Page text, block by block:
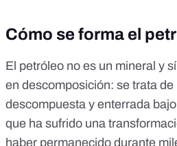
Cómo se forma el
El petróleo no es un mineral y
en descomposición: se trata
descompuesta y enterrada
que ha sufrido una
haber permanecido durante